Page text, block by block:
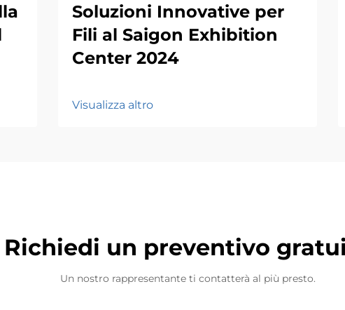
Soluzioni Innovative per
Fili al Saigon Exhibition
Center 2024
Visualizza altro
Richiedi un preventivo
Un nostro rappresentante ti contatterà al più presto.